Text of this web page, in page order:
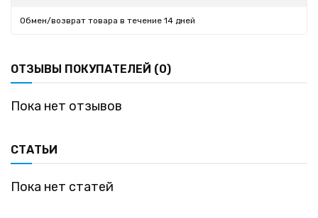
Обмен/возврат товара в течение 14 дней
ОТЗЫВЫ ПОКУПАТЕЛЕЙ (0)
Пока нет отзывов
СТАТЬИ
Пока нет статей